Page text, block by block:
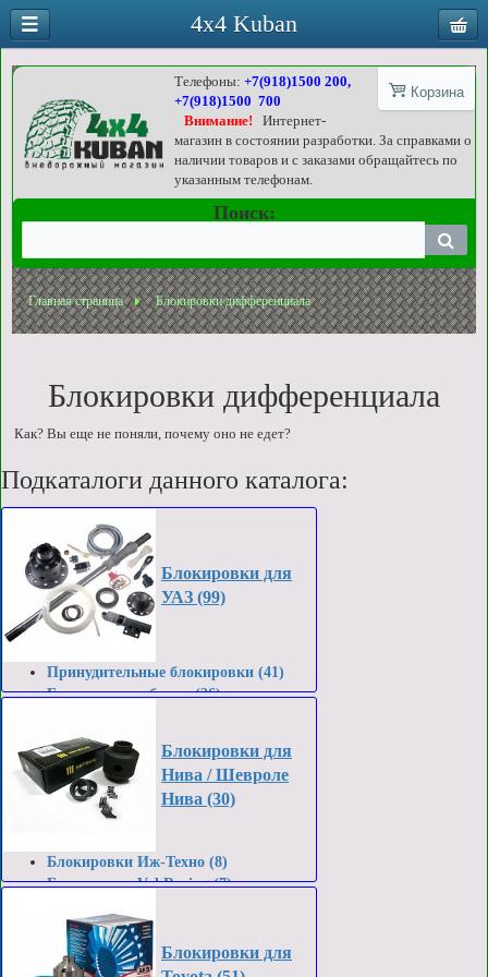
Корзина
Телефоны:+7(918)1500 200,
+7(918)1500 700
Внимание!
Интернет-
магазин в состоянии разработки. За справками о
наличии товаров и с заказами обращайтесь по
указанным телефонам.
Поиск:
Главная страница Блокировки дифференциала
Блокировки дифференциала
Как? Вы еще не поняли, почему оно не едет?
Подкаталоги данного каталога:
Блокировки для
УАЗ (99)
Принудительные блокировки (41)
Блокки и самоблоки (26)
Запасные части Спрут (30)
Блокировки для
Нива / Шевроле
Нива (30)
Блокировки Иж-Техно (8)
Блокировки Val Racing (7)
Блокировки ДАК (9)
Блокировки AVT (5)Блокировки для
4x4 Kuban